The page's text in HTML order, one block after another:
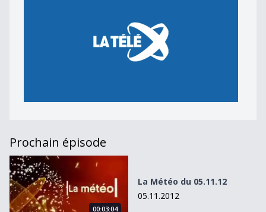
Prochain épisode
La Météo du 05.11.12
00:03:04
La Météo du 05.11.12
05.11.2012